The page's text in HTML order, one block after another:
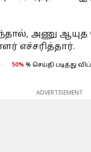
அணு
எச்சரித்தார்.
50% % செய்தி படித்து
ADVERTISEMENT